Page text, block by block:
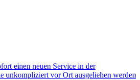
einen neuen Service in der
unkompliziert vor Ort ausgeliehen werden